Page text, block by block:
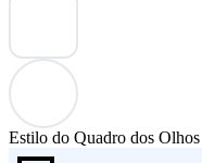
Estilo do Quadro dos Olhos